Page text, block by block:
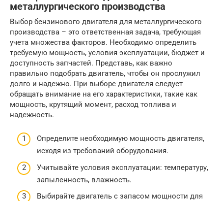
металлургического производства
Выбор бензинового двигателя для металлургического
производства – это ответственная задача, требующая
учета множества факторов. Необходимо определить
требуемую мощность, условия эксплуатации, бюджет и
доступность запчастей. Представь, как важно
правильно подобрать двигатель, чтобы он прослужил
долго и надежно. При выборе двигателя следует
обращать внимание на его характеристики, такие как
мощность, крутящий момент, расход топлива и
надежность.
Определите необходимую мощность двигателя,
исходя из требований оборудования.
Учитывайте условия эксплуатации: температуру,
запыленность, влажность.
Выбирайте двигатель с запасом мощности для